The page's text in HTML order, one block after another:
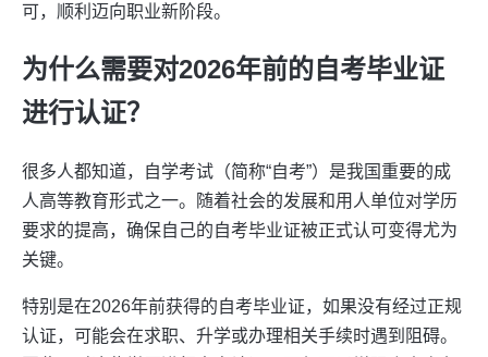
可，顺利迈向职业新阶段。
为什么需要对2026年前的自考毕业证
进行认证？
很多人都知道，自学考试（简称“自考”）是我国重要的成
人高等教育形式之一。随着社会的发展和用人单位对学历
要求的提高，确保自己的自考毕业证被正式认可变得尤为
关键。
特别是在2026年前获得的自考毕业证，如果没有经过正规
认证，可能会在求职、升学或办理相关手续时遇到阻碍。